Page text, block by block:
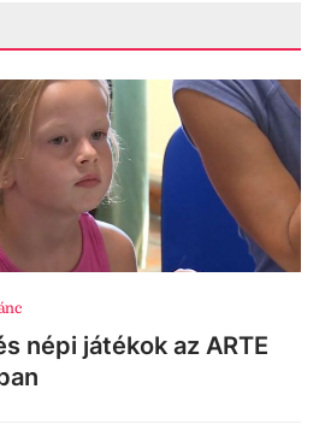
népi játékok az ARTE